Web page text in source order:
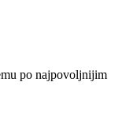
po najpovoljnijim